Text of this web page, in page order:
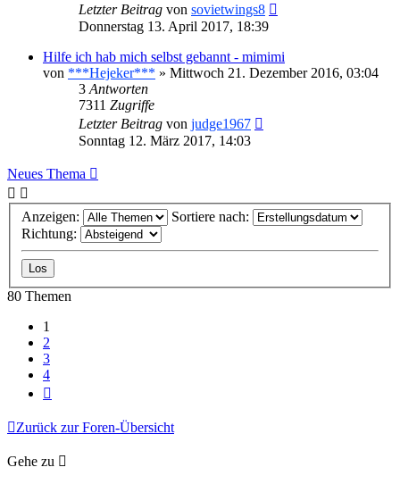
Letzter Beitrag von sovietwings8
Donnerstag 13. April 2017, 18:39
Hilfe ich hab mich selbst gebannt - mimimi
von ***Hejeker*** » Mittwoch 21. Dezember 2016, 03:04
3 Antworten
7311 Zugriffe
Letzter Beitrag von judge1967
Sonntag 12. März 2017, 14:03
Neues Thema
Anzeigen:
Sortiere nach:
Richtung:
80 Themen
1
2
3
4
Zurück zur Foren-Übersicht
Gehe zu